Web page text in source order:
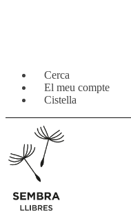
Salta
navegació
contingut
Cerca
El meu compte
Cistella